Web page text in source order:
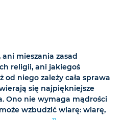
mieszania zasad
religii, ani jakiegoś
niego zależy cała sprawa
się najpiękniejsze
Ono nie wymaga mądrości
wzbudzić wiarę: wiarę,